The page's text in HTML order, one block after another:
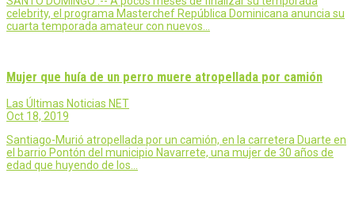
celebrity, el programa Masterchef República Dominicana anuncia su
cuarta temporada amateur con nuevos…
Mujer que huía de un perro muere atropellada por camión
Las Últimas Noticias NET
Oct 18, 2019
Santiago-Murió atropellada por un camión, en la carretera Duarte en
el barrio Pontón del municipio Navarrete, una mujer de 30 años de
edad que huyendo de los…